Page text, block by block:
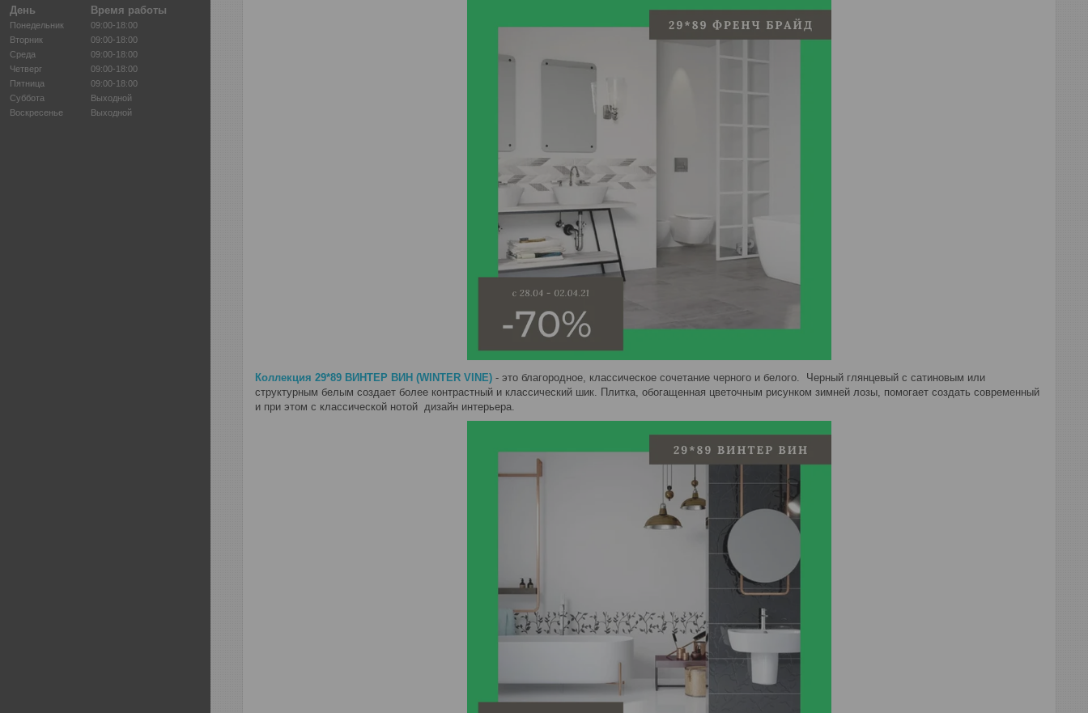
День
Время работы
Понедельник
09:00-18:00
Вторник
09:00-18:00
Среда
09:00-18:00
Четверг
09:00-18:00
Пятница
09:00-18:00
Суббота
Выходной
Воскресенье
Выходной
Коллекция 29*89 ВИНТЕР ВИН (WINTER VINE) - это благородное, классическое сочетание черного и белого. Черный глянцевый с сатиновым или
структурным белым создает более контрастный и классический шик. Плитка, обогащенная цветочным рисунком зимней лозы, помогает создать современный
и при этом с классической нотой дизайн интерьера.